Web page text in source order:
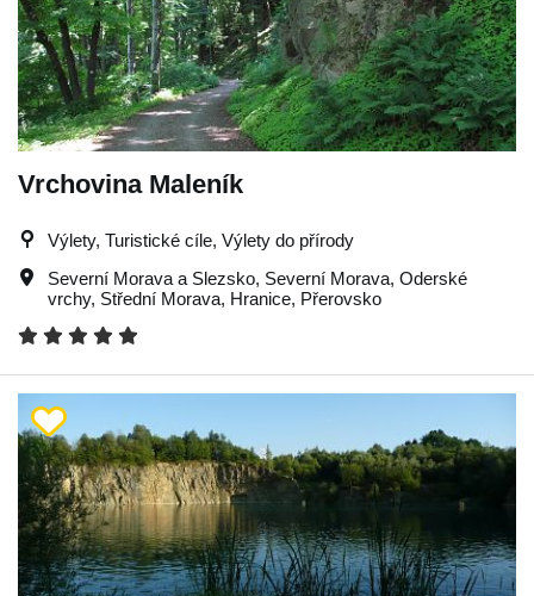
Vrchovina Maleník
Výlety, Turistické cíle, Výlety do přírody
Severní Morava a Slezsko, Severní Morava, Oderské
vrchy, Střední Morava, Hranice, Přerovsko